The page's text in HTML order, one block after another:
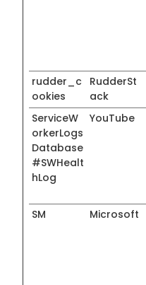
rudder_c
ookies
RudderSt
ack
ServiceW
orkerLogs
Database
#SWHealt
hLog
YouTube
SM Microsoft